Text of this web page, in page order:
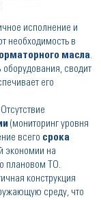
исполнение и
необходимость в
масла.
оборудования, сводит
его
Отсутствие
(мониторинг уровня
всего срока
экономии на
плановом ТО.
конструкция
среду, что